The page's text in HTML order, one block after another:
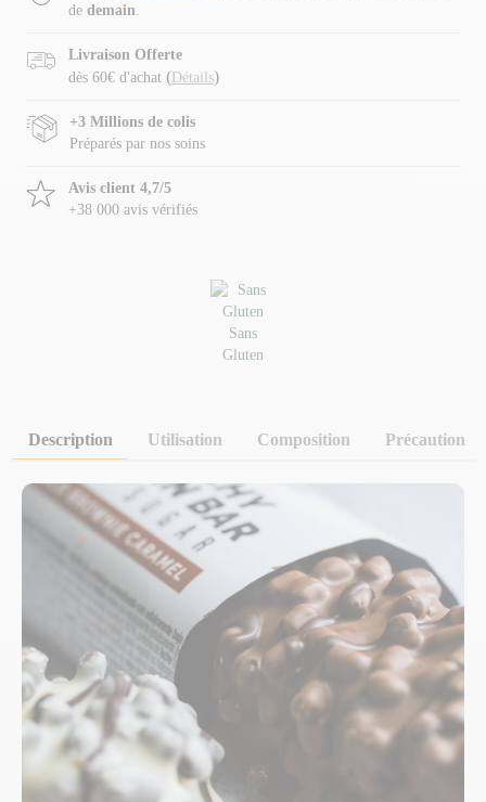
de demain.
Livraison Offerte
dès 60€ d'achat ( Détails)
+3 Millions de colis
Préparés par nos soins
Avis client 4,7/5
+38 000 avis vérifiés
Sans
Gluten
Description Utilisation Composition Précaution